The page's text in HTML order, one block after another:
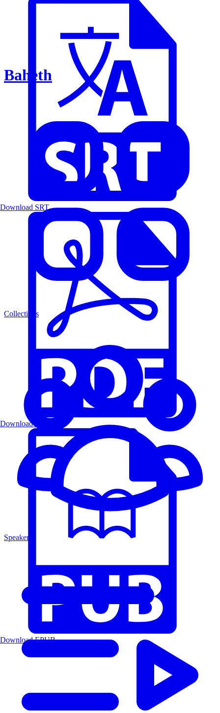
Baheth
Collections
Speakers
Download SRT
Download PDF
Download EPUB